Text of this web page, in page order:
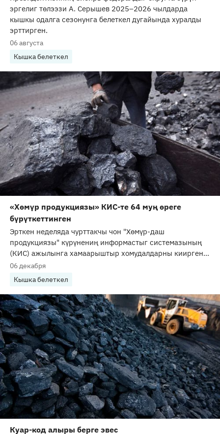
эргелиг төлээзи А. Серышев 2025–2026 чылдарда
кышкы одалга сезонунга белеткел дугайында хуралды
эрттирген.
06 августа
Кышка белеткел
«Хөмүр продукциязы» КИС-те 64 муң өреге
бүрүткеттинген
Эрткен неделяда чурттакчы чон "Хөмүр-даш
продукциязы" күрүнениң информастыг системазының
(КИС) ажылынга хамаарыштыр хомудалдарны киирген...
06 декабря
Кышка белеткел
Куар-код алыры берге эвес